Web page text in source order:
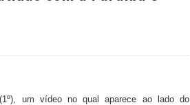
em 2026
um vídeo no qual aparece ao lado do